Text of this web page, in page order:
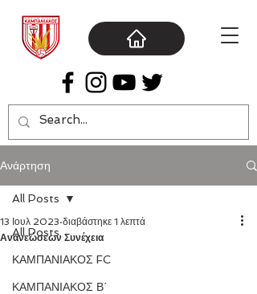
Ανάρτηση
All Posts
ΚΑΜΠΑΝΙΑΚΟΣ FC
ΚΑΜΠΑΝΙΑΚΟΣ Β΄
All Posts
Ανανεώσεων Συνέχεια
13 Ιουλ 2023 διαβάστηκε 1 λεπτά